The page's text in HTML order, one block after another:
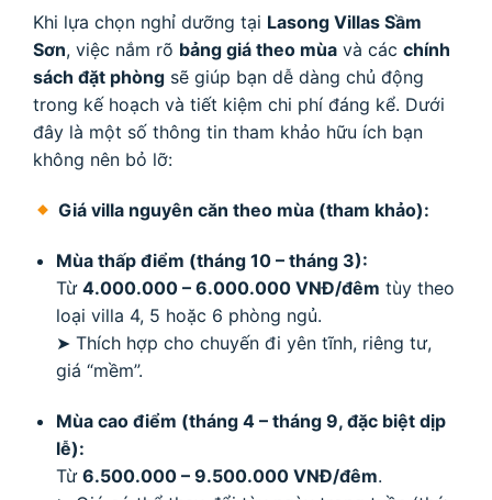
Khi lựa chọn nghỉ dưỡng tại Lasong Villas Sầm
Sơn, việc nắm rõ bảng giá theo mùa và các chính
sách đặt phòng sẽ giúp bạn dễ dàng chủ động
trong kế hoạch và tiết kiệm chi phí đáng kể. Dưới
đây là một số thông tin tham khảo hữu ích bạn
không nên bỏ lỡ:
Giá villa nguyên căn theo mùa (tham khảo):
Mùa thấp điểm (tháng 10 – tháng 3):
Từ 4.000.000 – 6.000.000 VNĐ/đêm tùy theo
loại villa 4, 5 hoặc 6 phòng ngủ.
➤ Thích hợp cho chuyến đi yên tĩnh, riêng tư,
giá “mềm”.
Mùa cao điểm (tháng 4 – tháng 9, đặc biệt dịp
lễ):
Từ 6.500.000 – 9.500.000 VNĐ/đêm.